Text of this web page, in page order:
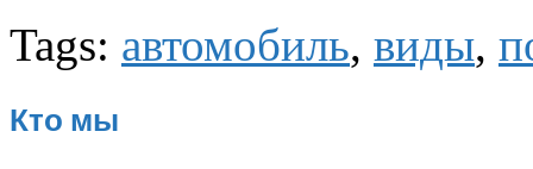
Tags: автомобиль, виды,
Кто мы